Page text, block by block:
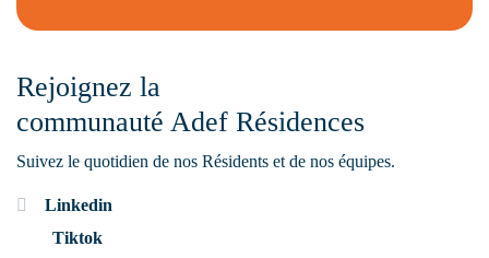
Rejoignez la
communauté Adef Résidences
Suivez le quotidien de nos Résidents et de nos équipes.
Linkedin
Tiktok